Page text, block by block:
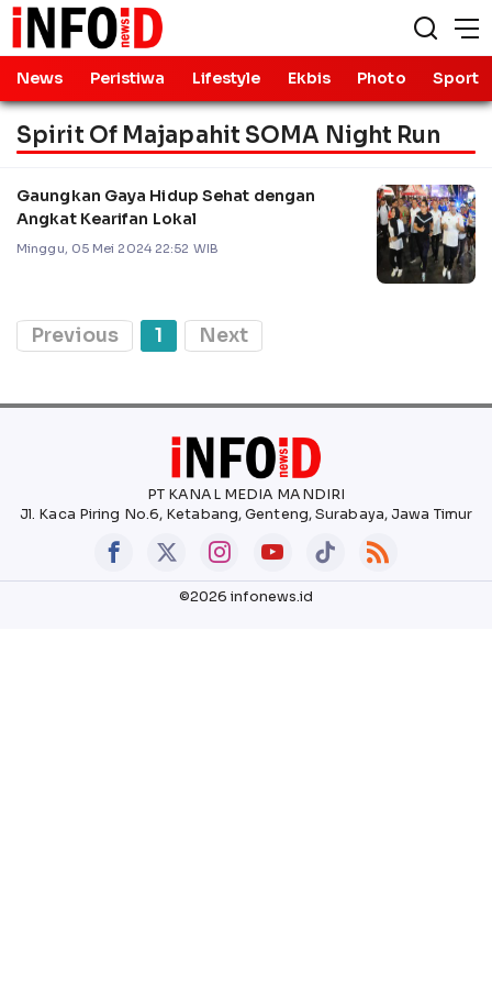
News Peristiwa Lifestyle Ekbis Photo Sport
Spirit Of Majapahit SOMA Night Run
Gaungkan Gaya Hidup Sehat dengan
Angkat Kearifan Lokal
Minggu, 05 Mei 2024 22:52 WIB
Previous 1 Next
PT KANAL MEDIA MANDIRI
Jl. Kaca Piring No.6, Ketabang, Genteng, Surabaya, Jawa Timur
©2026 infonews.id